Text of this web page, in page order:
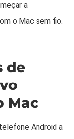
a
o Mac sem fio.
de
Mac
Android a